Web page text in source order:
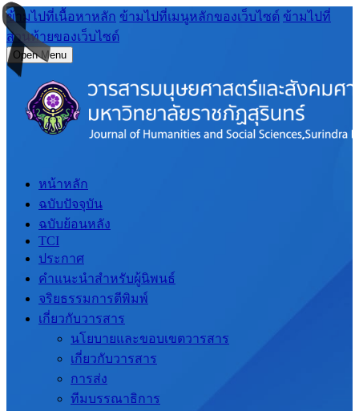
ข้ามไปที่เนื้อหาหลัก ข้ามไปที่เมนูหลักของเว็บไซต์ ข้ามไปที่
ส่วนท้ายของเว็บไซต์
Open Menu
หน้าหลัก
ฉบับปัจจุบัน
ฉบับย้อนหลัง
TCI
ประกาศ
คำแนะนำสำหรับผู้นิพนธ์
จริยธรรมการตีพิมพ์
เกี่ยวกับวารสาร
นโยบายและขอบเขตวารสาร
เกี่ยวกับวารสาร
การส่ง
ทีมบรรณาธิการ